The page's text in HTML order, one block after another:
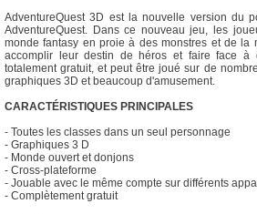
AdventureQuest 3D est la nouvelle version du
AdventureQuest. Dans ce nouveau jeu, les
monde fantasy en proie à des monstres et de la
accomplir leur destin de héros et faire face à
totalement gratuit, et peut être joué sur de
graphiques 3D et beaucoup d'amusement.
CARACTÉRISTIQUES PRINCIPALES
- Toutes les classes dans un seul personnage
- Graphiques 3 D
- Monde ouvert et donjons
- Cross-plateforme
- Jouable avec le même compte sur différents
- Complètement gratuit